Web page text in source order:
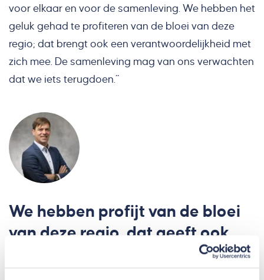
voor elkaar en voor de samenleving. We hebben het
geluk gehad te profiteren van de bloei van deze
regio; dat brengt ook een verantwoordelijkheid met
zich mee. De samenleving mag van ons verwachten
dat we iets terugdoen.”
We hebben profijt van de bloei
van deze regio, dat geeft ook